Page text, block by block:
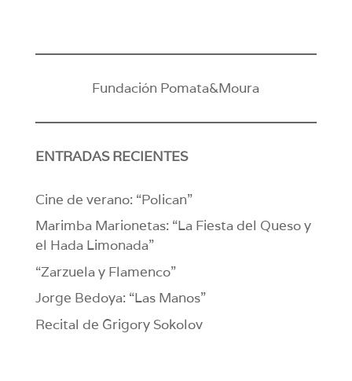
Fundación Pomata&Moura
ENTRADAS RECIENTES
Cine de verano: “Polican”
Marimba Marionetas: “La Fiesta del Queso y
el Hada Limonada”
“Zarzuela y Flamenco”
Jorge Bedoya: “Las Manos”
Recital de Grigory Sokolov